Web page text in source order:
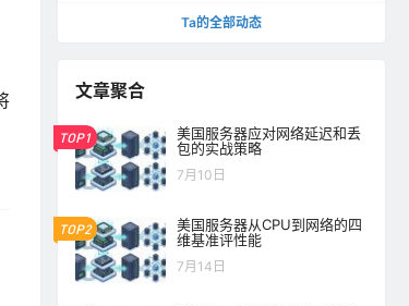
Ta的全部动态
文章聚合
TOP1
美国服务器应对网络延迟和丢
包的实战策略
7月10日
TOP2
美国服务器从CPU到网络的四
维基准评性能
7月14日